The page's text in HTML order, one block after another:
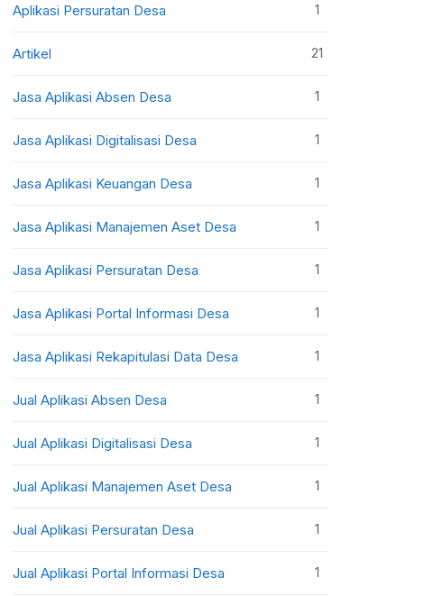
Aplikasi Persuratan Desa 1
Artikel 21
Jasa Aplikasi Absen Desa 1
Jasa Aplikasi Digitalisasi Desa 1
Jasa Aplikasi Keuangan Desa 1
Jasa Aplikasi Manajemen Aset Desa 1
Jasa Aplikasi Persuratan Desa 1
Jasa Aplikasi Portal Informasi Desa 1
Jasa Aplikasi Rekapitulasi Data Desa 1
Jual Aplikasi Absen Desa 1
Jual Aplikasi Digitalisasi Desa 1
Jual Aplikasi Manajemen Aset Desa 1
Jual Aplikasi Persuratan Desa 1
Jual Aplikasi Portal Informasi Desa 1